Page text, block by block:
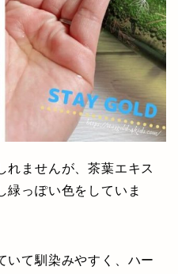
れませんが、茶葉エキス
緑っぽい色をしていま
いて馴染みやすく、ハー